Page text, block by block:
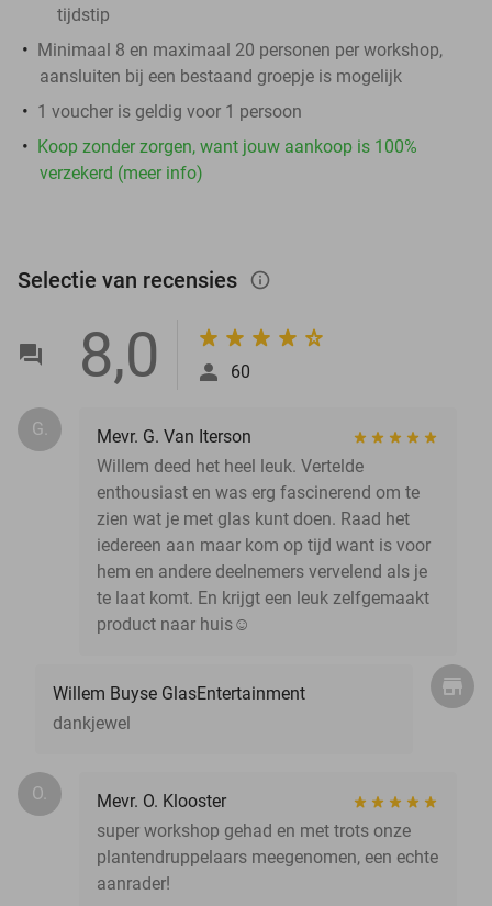
tijdstip
Minimaal 8 en maximaal 20 personen per workshop,
aansluiten bij een bestaand groepje is mogelijk
1 voucher is geldig voor 1 persoon
Koop zonder zorgen, want jouw aankoop is 100%
verzekerd (meer info)
Selectie van recensies info_outlined
8,0 60
G.
Mevr. G. Van Iterson
Willem deed het heel leuk. Vertelde
enthousiast en was erg fascinerend om te
zien wat je met glas kunt doen. Raad het
iedereen aan maar kom op tijd want is voor
hem en andere deelnemers vervelend als je
te laat komt. En krijgt een leuk zelfgemaakt
product naar huis☺️
Willem Buyse GlasEntertainment
dankjewel
O.
Mevr. O. Klooster
super workshop gehad en met trots onze
plantendruppelaars meegenomen, een echte
aanrader!